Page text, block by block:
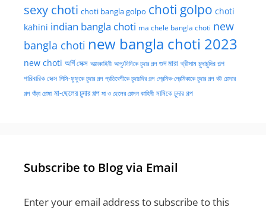
sexy choti choti bangla golpo choti golpo choti
kahini indian bangla choti ma chele bangla choti new
bangla choti new bangla choti 2023
new choti অর্গি সেক্স আত্মকাহিনী আপু/দিদিকে চুদার গল্প গুদ মারা থ্রীসাম চুদাচুদির গল্প
পারিবারিক সেক্স পিসি-ফুফুকে চুদার গল্প প্রতিবেশীকে চুদাচদির গল্প প্রেমিক-প্রেমিকাকে চুদার গল্প বউ চোদার
গল্প বাঁড়া চোষা মা-ছেলের চুদার গল্প মা ও ছেলের চোদন কাহিনী মামিকে চুদার গল্প
Subscribe to Blog via Email
Enter your email address to subscribe to this